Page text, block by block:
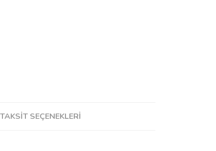
TAKSIT SEÇENEKLERI